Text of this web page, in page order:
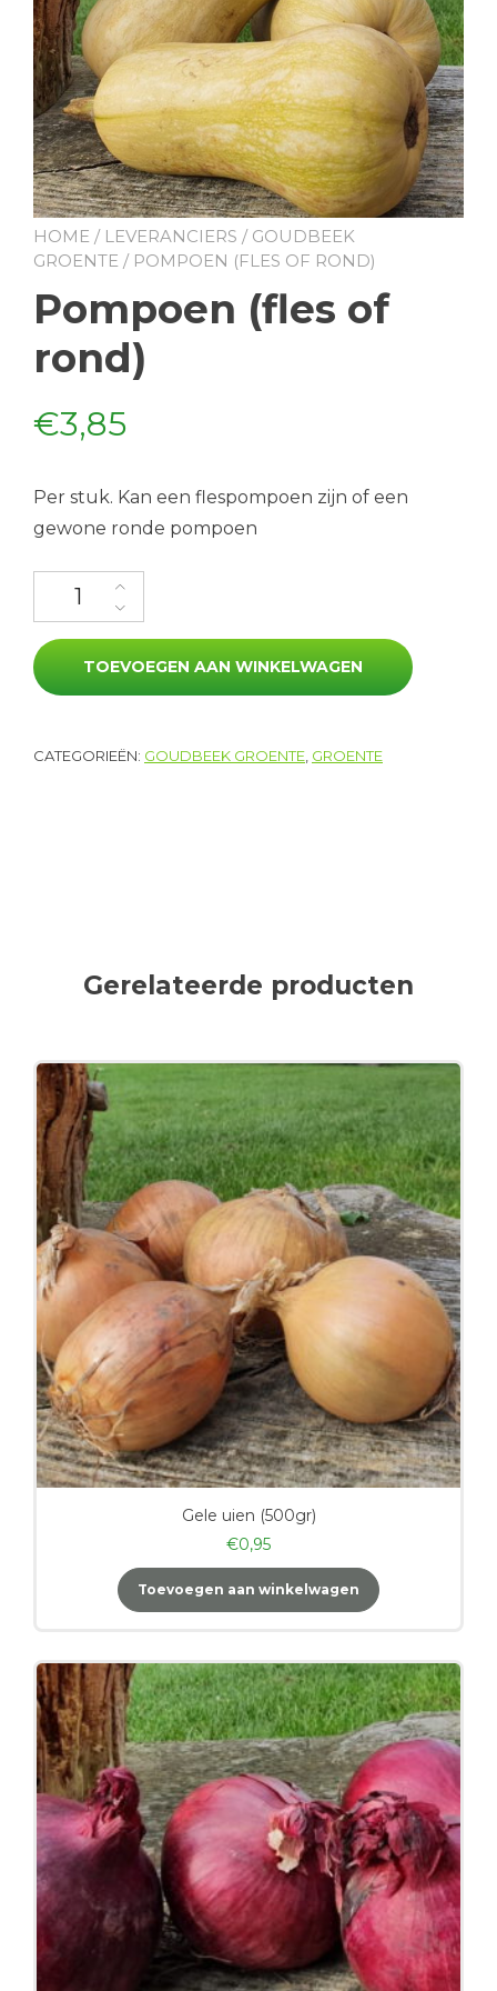
HOME / LEVERANCIERS / GOUDBEEK
GROENTE / POMPOEN (FLES OF ROND)
Pompoen (fles of
rond)
€3,85
Per stuk. Kan een flespompoen zijn of een
gewone ronde pompoen
Pompoen (fles of rond) aantal
TOEVOEGEN AAN WINKELWAGEN
CATEGORIEËN: GOUDBEEK GROENTE GROENTE
Gerelateerde producten
Gele uien (500gr)
€0,95
Toevoegen aan winkelwagen